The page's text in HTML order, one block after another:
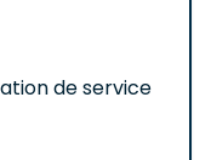
de service